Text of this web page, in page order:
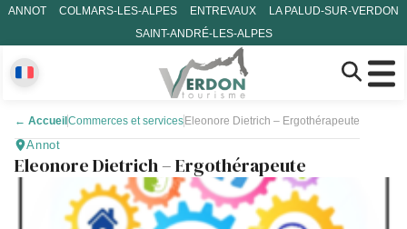
ANNOT COLMARS-LES-ALPES ENTREVAUX
LA PALUD-SUR-VERDON
SAINT-ANDRÉ-LES-ALPES
← Accueil Commerces et services Eleonore Dietrich – Ergothérapeute
Annot
Eleonore Dietrich – Ergothérapeute